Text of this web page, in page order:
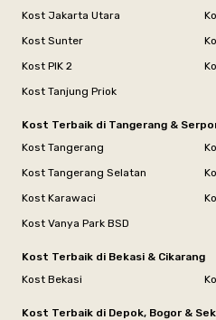
Kost Jakarta Utara
Kost Sunter
Kost PIK 2
Kost Tanjung Priok
Kost Terbaik di Tangerang &
Kost Tangerang
Kost Tangerang Selatan
Kost Karawaci
Kost Vanya Park BSD
Kost Terbaik di Bekasi & Cikarang
Kost Bekasi
Kost Terbaik di Depok, Bogor &